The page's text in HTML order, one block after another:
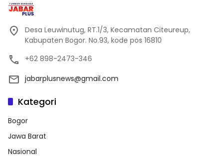
Desa Leuwinutug, RT.1/3, Kecamatan Citeureup,
Kabupaten Bogor. No.93, kode pos 16810
+62 898-2473-346
jabarplusnews@gmail.com
Kategori
Bogor
Jawa Barat
Nasional